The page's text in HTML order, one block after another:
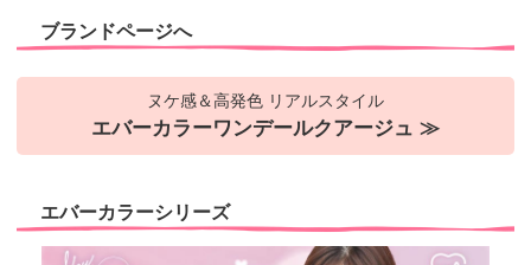
ブランドページへ
ヌケ感＆高発色 リアルスタイル
エバーカラーワンデールクアージュ ≫
エバーカラーシリーズ